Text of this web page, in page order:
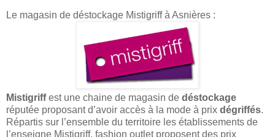
Le magasin de déstockage Mistigriff à Asnières :
Mistigriffest une chaine de magasin de déstockage
réputée proposant d’avoir accès à la mode à prix dégriffés.
Répartis sur l’ensemble du territoire les établissements de
l’enseigne Mistigriff, fashion outlet proposent des prix